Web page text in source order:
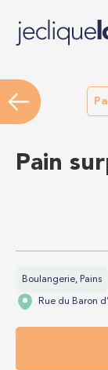
Pain
Boulangerie, Pains
Rue du Baron